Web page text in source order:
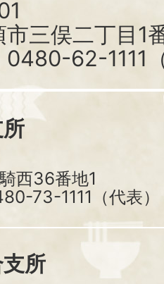
三俣二丁目1
0480-62-1111
西36番地1
73-1111（代表）
所